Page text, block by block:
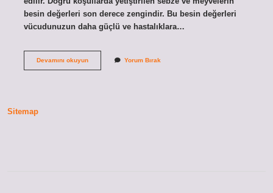
besin değerleri son derece zengindir. Bu besin değerleri
vücudunuzun daha güçlü ve hastalıklara…
Devamını okuyunSebze
Yorum Bırak
Sitemap